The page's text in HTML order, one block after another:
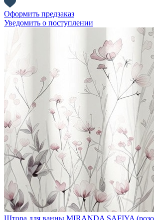
Оформить предзаказ
Уведомить о поступлении